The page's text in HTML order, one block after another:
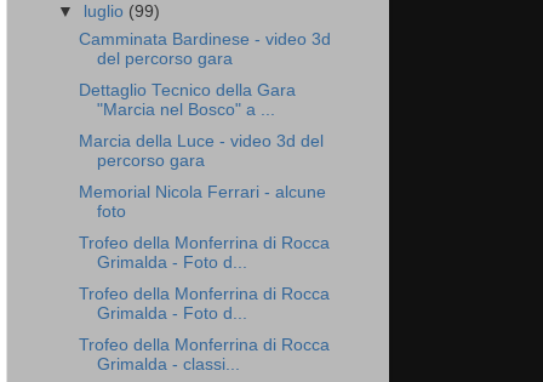
▼
luglio (99)
Camminata Bardinese - video 3d
del percorso gara
Dettaglio Tecnico della Gara
"Marcia nel Bosco" a ...
Marcia della Luce - video 3d del
percorso gara
Memorial Nicola Ferrari - alcune
foto
Trofeo della Monferrina di Rocca
Grimalda - Foto d...
Trofeo della Monferrina di Rocca
Grimalda - Foto d...
Trofeo della Monferrina di Rocca
Grimalda - classi...